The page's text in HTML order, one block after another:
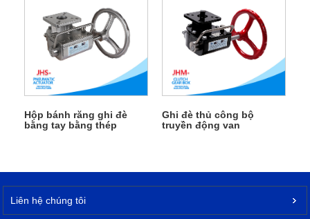
Hộp bánh răng ghi đè
bằng tay bằng thép
Ghi đè thủ công bộ
truyền động van
Liên hệ chúng tôi